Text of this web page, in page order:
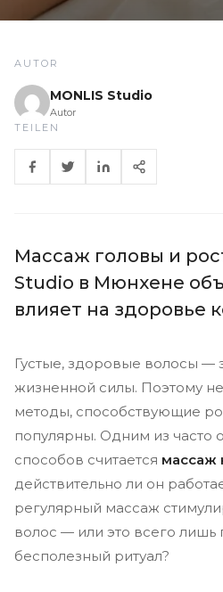
AUTOR
MONLIS Studio
Autor
TEILEN
Массаж головы и
Studio в Мюнхене
влияет на здоровье
Густые, здоровые волосы —
жизненной силы. Поэтому
методы, способствующие
популярны. Одним из часто
способов считается массаж
действительно ли он
регулярный массаж
волос — или это всего лишь
бесполезный ритуал?